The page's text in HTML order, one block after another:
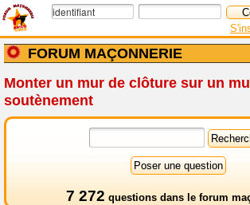
FORUM MAÇONNERIE
Monter un mur de clôture sur un
soutènement
7 272 questions dans le forum